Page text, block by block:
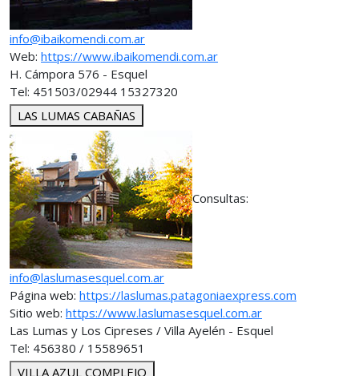
info@ibaikomendi.com.ar
Web: https://www.ibaikomendi.com.ar
H. Cámpora 576 - Esquel
Tel: 451503/02944 15327320
LAS LUMAS CABAÑAS
Consultas:
info@laslumasesquel.com.ar
Página web: https://laslumas.patagoniaexpress.com
Sitio web: https://www.laslumasesquel.com.ar
Las Lumas y Los Cipreses / Villa Ayelén - Esquel
Tel: 456380 / 15589651
VILLA AZUL COMPLEJO